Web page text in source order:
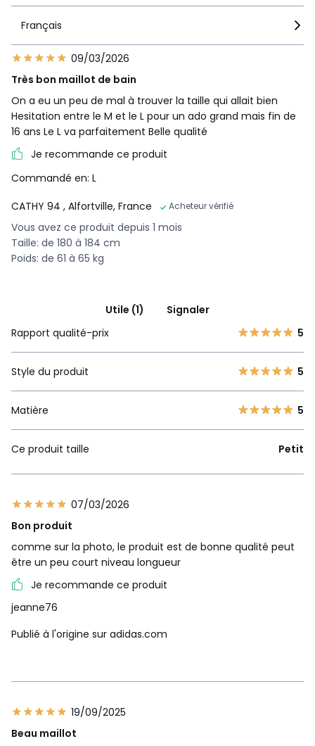
Français
09/03/2026
Très bon maillot de bain
On a eu un peu de mal à trouver la taille qui allait bien
Hesitation entre le M et le L pour un ado grand mais fin de
16 ans Le L va parfaitement Belle qualité
Je recommande ce produit
Commandé en: L
CATHY 94 , Alfortville, France Acheteur vérifié
Vous avez ce produit depuis 1 mois
Taille: de 180 à 184 cm
Poids: de 61 à 65 kg
Utile (1)
Signaler
Rapport qualité-prix
5
Style du produit 5
Matière 5
Ce produit taille Petit
07/03/2026
Bon produit
comme sur la photo, le produit est de bonne qualité peut
être un peu court niveau longueur
Je recommande ce produit
jeanne76
Publié à l'origine sur adidas.com
19/09/2025
Beau maillot